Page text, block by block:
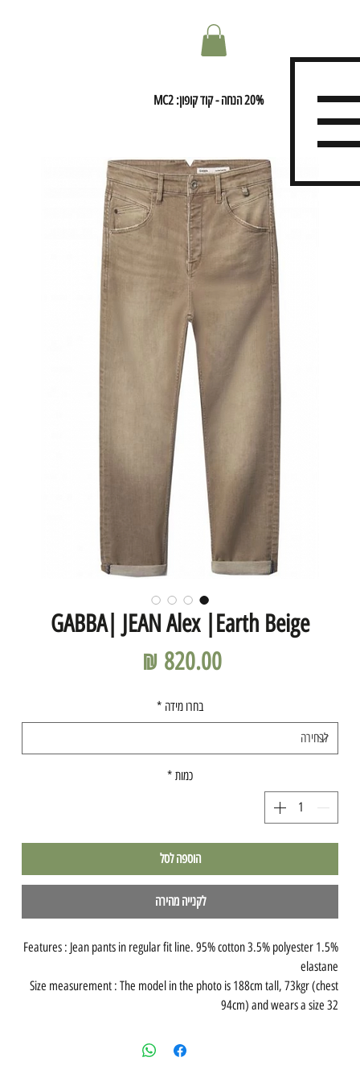
GABBA| JEAN Alex |Earth Beige
בחרו מידה *
כמות *
הוספה לסל
לקנייה מהירה
Features : Jean pants in regular fit line. 95% cotton 3.5% polyester 1.5%
elastane
Size measurement : The model in the photo is 188cm tall, 73kgr (chest
94cm) and wears a size 32
20% הנחה - קוד קופון: MC2